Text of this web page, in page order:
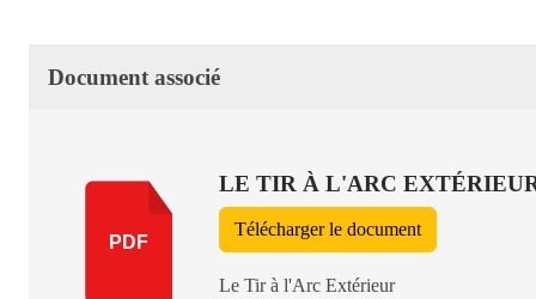
Document associé
PDF
LE TIR À L'ARC
Télécharger le document
Le Tir à l'Arc Extérieur